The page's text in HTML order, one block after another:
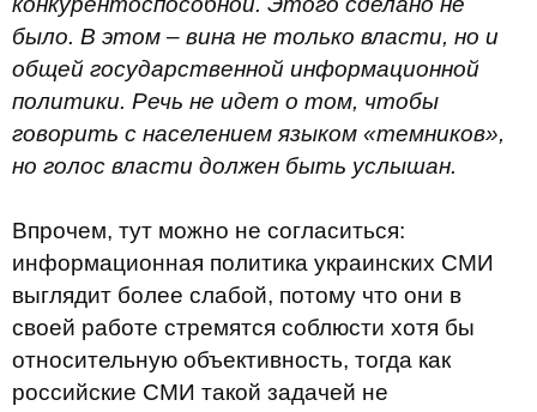
было. В этом – вина не только власти, но и
общей государственной информационной
политики. Речь не идет о том, чтобы
говорить с населением языком «темников»,
но голос власти должен быть услышан.
Впрочем, тут можно не согласиться:
информационная политика украинских СМИ
выглядит более слабой, потому что они в
своей работе стремятся соблюсти хотя бы
относительную объективность, тогда как
российские СМИ такой задачей не